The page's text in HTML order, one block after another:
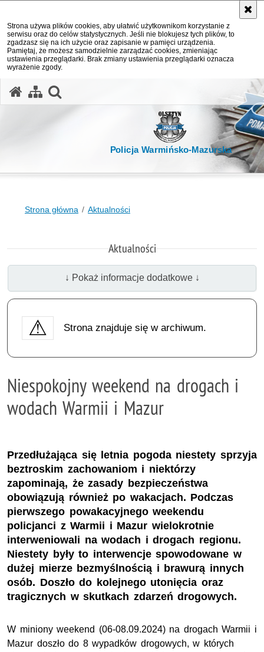
Strona używa plików cookies, aby ułatwić użytkownikom korzystanie z
serwisu oraz do celów statystycznych. Jeśli nie blokujesz tych plików, to
zgadzasz się na ich użycie oraz zapisanie w pamięci urządzenia.
Pamiętaj, że możesz samodzielnie zarządzać cookies, zmieniając
ustawienia przeglądarki. Brak zmiany ustawienia przeglądarki oznacza
wyrażenie zgody.
Policja Warmińsko-Mazurska
Strona główna Aktualności
Aktualności
↓ Pokaż informacje dodatkowe ↓
Strona znajduje się w archiwum.
Niespokojny weekend na drogach i
wodach Warmii i Mazur
Przedłużająca się letnia pogoda niestety sprzyja
beztroskim zachowaniom i niektórzy
zapominają, że zasady bezpieczeństwa
obowiązują również po wakacjach. Podczas
pierwszego powakacyjnego weekendu
policjanci z Warmii i Mazur wielokrotnie
interweniowali na wodach i drogach regionu.
Niestety były to interwencje spowodowane w
dużej mierze bezmyślnością i brawurą innych
osób. Doszło do kolejnego utonięcia oraz
tragicznych w skutkach zdarzeń drogowych.
W miniony weekend (06-08.09.2024) na drogach Warmii i
Mazur doszło do 8 wypadków drogowych, w których